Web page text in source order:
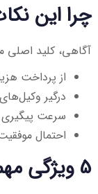
چرا این
آگاهی، کلید اصلی
از پرداخت
درگیر
سرعت پیگیری
احتمال
5 ویژگی مهم یک وکیل خوب از نگاه ما